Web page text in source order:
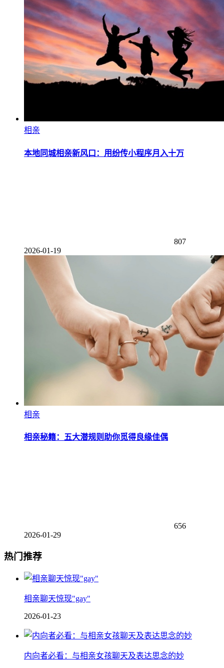
相亲
本地同城相亲新风口：用纷传小程序月入十万
807
2026-01-19
相亲
相亲秘籍：五大潜规则助你觅得良缘佳偶
656
2026-01-29
热门推荐
相亲聊天惊现"gay"
2026-01-23
内向者必看：与相亲女孩聊天及表达思念的妙